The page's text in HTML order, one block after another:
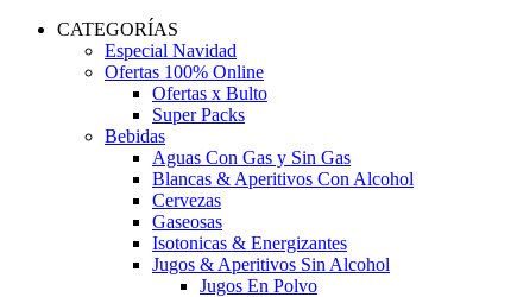
CATEGORÍAS
Especial Navidad
Ofertas 100% Online
Ofertas x Bulto
Super Packs
Bebidas
Aguas Con Gas y Sin Gas
Blancas & Aperitivos Con Alcohol
Cervezas
Gaseosas
Isotonicas & Energizantes
Jugos & Aperitivos Sin Alcohol
Jugos En Polvo